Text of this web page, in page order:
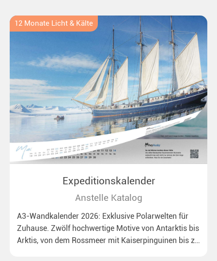
12 Monate Licht & Kälte
Expeditionskalender
Anstelle Katalog
A3-Wandkalender 2026: Exklusive Polarwelten für
Zuhause. Zwölf hochwertige Motive von Antarktis bis
Arktis, von dem Rossmeer mit Kaiserpinguinen bis zu